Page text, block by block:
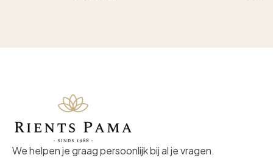
We helpen je graag persoonlijk bij al je vragen.